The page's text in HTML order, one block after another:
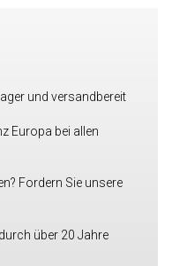
und versandbereit
Europa bei allen
Fordern Sie unsere
über 20 Jahre